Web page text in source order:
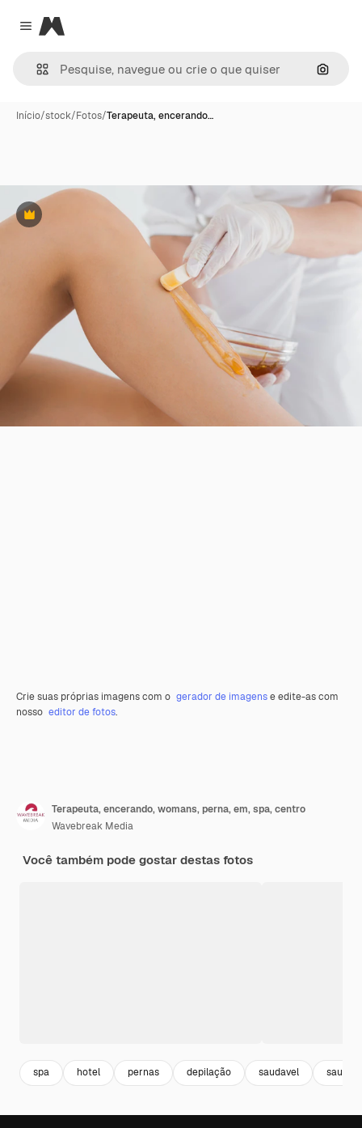
Close menu
Magnific
Início/stock/Fotos/Terapeuta, encerando…
Premium
Crie suas próprias imagens com o gerador de imagense edite-as com
nosso editor de fotos.
Terapeuta, encerando, womans, perna, em, spa, centro
Wavebreak Media
Você também pode gostar destas fotos
spa hotel pernas depilação saudavel saude